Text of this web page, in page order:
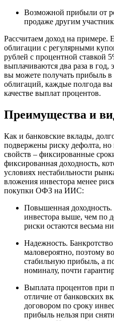
Возможной прибыли от
продаже другим
Рассчитаем доход на примере.
облигации с регулярными
рублей с процентной ставкой
выплачиваются два раза в год,
вы можете получать прибыль
облигаций, каждые полгода вы
качестве выплат процентов.
Преимущества и
Как и банковские вклады,
подвержены риску дефолта,
свойств – фиксированные
фиксированная доходность,
условиях нестабильности
вложения инвестора менее
покупки ОФЗ на ИИС:
Повышенная
инвестора выше, чем по
риски остаются весьма
Надежность.
маловероятно, поэтому
стабильную прибыль, а
номиналу, почти
Выплата процентов при
отличие от банковских
договором по сроку
прибыль нельзя при